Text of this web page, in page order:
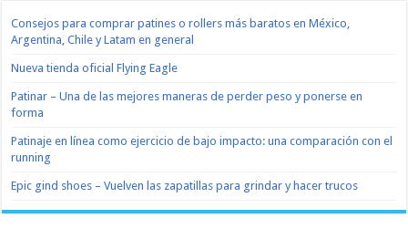
Consejos para comprar patines o rollers más baratos en México,
Argentina, Chile y Latam en general
Nueva tienda oficial Flying Eagle
Patinar – Una de las mejores maneras de perder peso y ponerse en
forma
Patinaje en línea como ejercicio de bajo impacto: una comparación con el
running
Epic gind shoes – Vuelven las zapatillas para grindar y hacer trucos